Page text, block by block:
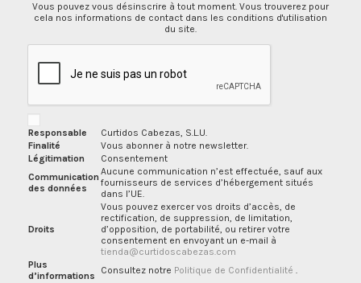
Vous pouvez vous désinscrire à tout moment. Vous trouverez pour
cela nos informations de contact dans les conditions d'utilisation
du site.
Responsable
Curtidos Cabezas, S.L.U.
Finalité
Vous abonner à notre newsletter.
Légitimation
Consentement
Communication
des données
Aucune communication n’est effectuée, sauf aux
fournisseurs de services d’hébergement situés
dans l’UE.
Droits
Vous pouvez exercer vos droits d’accès, de
rectification, de suppression, de limitation,
d’opposition, de portabilité, ou retirer votre
consentement en envoyant un e-mail à
tienda@curtidoscabezas.com
Plus
d’informations
Consultez notre Politique de Confidentialité .